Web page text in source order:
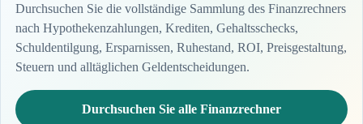
Durchsuchen Sie die vollständige Sammlung des Finanzrechners
nach Hypothekenzahlungen, Krediten, Gehaltsschecks,
Schuldentilgung, Ersparnissen, Ruhestand, ROI, Preisgestaltung,
Steuern und alltäglichen Geldentscheidungen.
Durchsuchen Sie alle Finanzrechner